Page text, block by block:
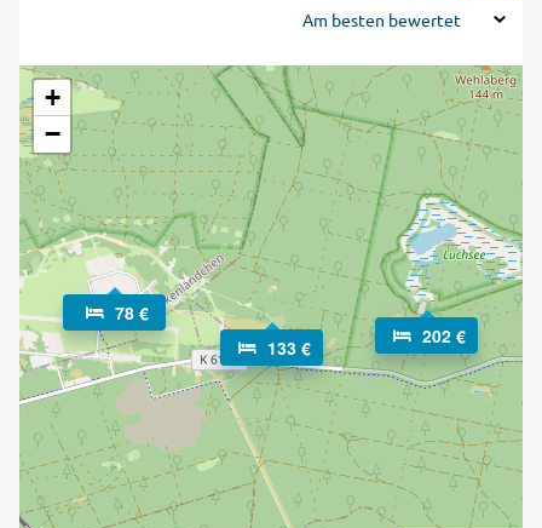
Am besten bewertet
78 €
133 €
202 €
+
−